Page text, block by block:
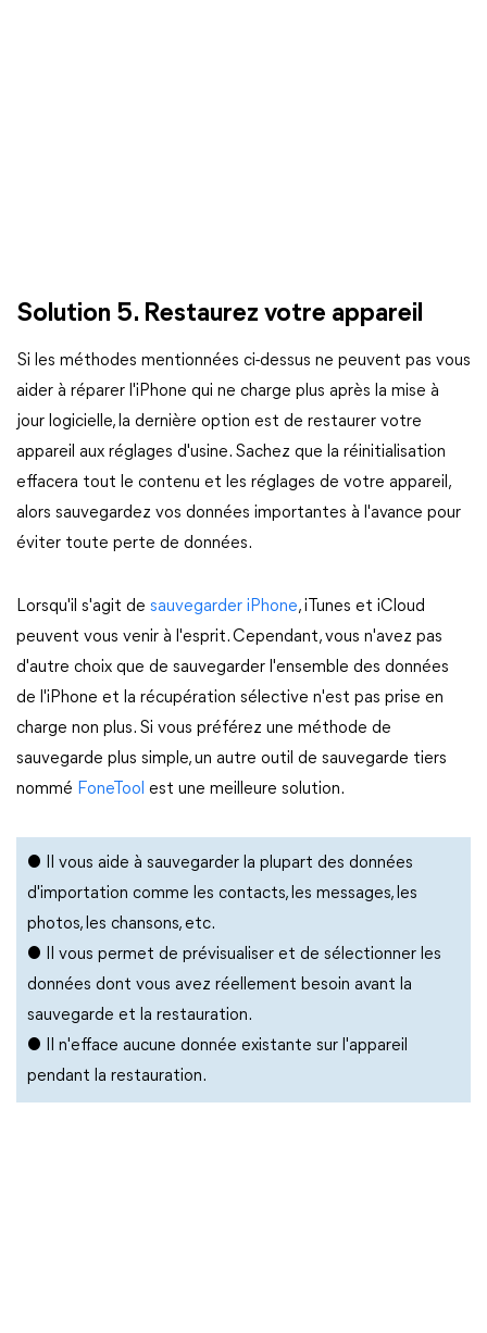
Solution 5. Restaurez votre appareil
Si les méthodes mentionnées ci-dessus ne peuvent pas vous
aider à réparer l'iPhone qui ne charge plus après la mise à
jour logicielle, la dernière option est de restaurer votre
appareil aux réglages d'usine. Sachez que la réinitialisation
effacera tout le contenu et les réglages de votre appareil,
alors sauvegardez vos données importantes à l'avance pour
éviter toute perte de données.
Lorsqu'il s'agit de sauvegarder iPhone, iTunes et iCloud
peuvent vous venir à l'esprit. Cependant, vous n'avez pas
d'autre choix que de sauvegarder l'ensemble des données
de l'iPhone et la récupération sélective n'est pas prise en
charge non plus. Si vous préférez une méthode de
sauvegarde plus simple, un autre outil de sauvegarde tiers
nommé FoneTool est une meilleure solution.
● Il vous aide à sauvegarder la plupart des données
d'importation comme les contacts, les messages, les
photos, les chansons, etc.
● Il vous permet de prévisualiser et de sélectionner les
données dont vous avez réellement besoin avant la
sauvegarde et la restauration.
● Il n'efface aucune donnée existante sur l'appareil
pendant la restauration.